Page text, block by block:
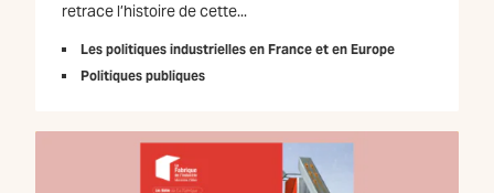
retrace l’histoire de cette...
Les politiques industrielles en France et en Europe
Politiques publiques